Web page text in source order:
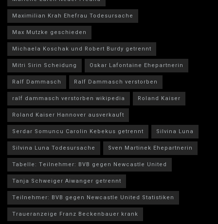
Maximilian Krah Ehefrau Todesursache
Max Mutzke geschieden
Michaela Koschak und Robert Burdy getrennt
Mitri Sirin Scheidung
Oskar Lafontaine Ehepartnerin
Ralf Dammasch
Ralf Dammasch verstorben
ralf dammasch verstorben wikipedia
Roland Kaiser
Roland Kaiser Hannover ausverkauft
Serdar Somuncu Carolin Kebekus getrennt
Silvina Luna
Silvina Luna Todesursache
Sven Martinek Ehepartnerin
Tabelle: Teilnehmer: BVB gegen Newcastle United
Tanja Schweiger Aiwanger getrennt
Teilnehmer: BVB gegen Newcastle United Statistiken
Traueranzeige Franz Beckenbauer krank